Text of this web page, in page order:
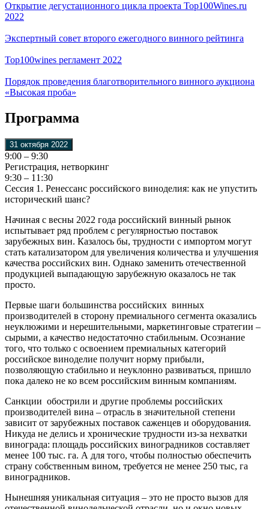
Открытие дегустационного цикла проекта Top100Wines.ru
2022
Экспертный совет второго ежегодного винного рейтинга
Top100wines регламент 2022
Порядок проведения благотворительного винного аукциона
«Высокая проба»
Программа
31 октября 2022
9:00 – 9:30
Регистрация, нетворкинг
9:30 – 11:30
Сессия 1. Ренессанс российского виноделия: как не упустить
исторический шанс?
Начиная с весны 2022 года российский винный рынок
испытывает ряд проблем с регулярностью поставок
зарубежных вин. Казалось бы, трудности с импортом могут
стать катализатором для увеличения количества и улучшения
качества российских вин. Однако заменить отечественной
продукцией выпадающую зарубежную оказалось не так
просто.
Первые шаги большинства российских винных
производителей в сторону премиального сегмента оказались
неуклюжими и нерешительными, маркетинговые стратегии –
сырыми, а качество недостаточно стабильным. Осознание
того, что только с освоением премиальных категорий
российское виноделие получит норму прибыли,
позволяющую стабильно и неуклонно развиваться, пришло
пока далеко не ко всем российским винным компаниям.
Санкции обострили и другие проблемы российских
производителей вина – отрасль в значительной степени
зависит от зарубежных поставок саженцев и оборудования.
Никуда не делись и хронические трудности из-за нехватки
винограда: площадь российских виноградников составляет
менее 100 тыс. га. А для того, чтобы полностью обеспечить
страну собственным вином, требуется не менее 250 тыс, га
виноградников.
Нынешняя уникальная ситуация – это не просто вызов для